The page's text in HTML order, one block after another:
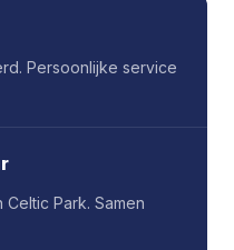
Persoonlijke service
Park. Samen